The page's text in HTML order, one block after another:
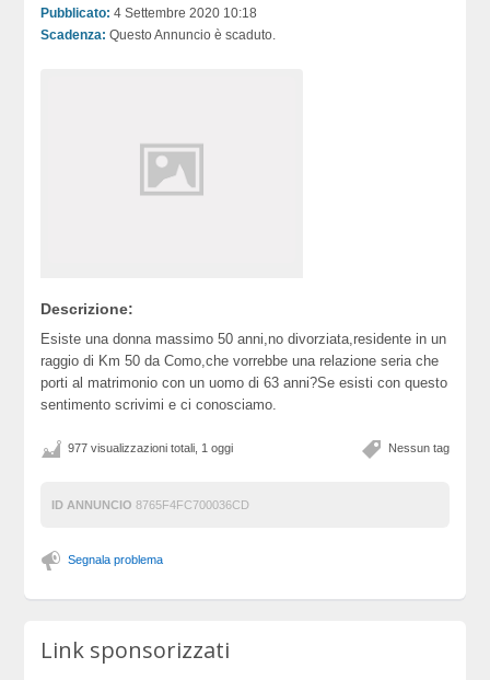
Pubblicato: 4 Settembre 2020 10:18
Scadenza: Questo Annuncio è scaduto.
Descrizione:
Esiste una donna massimo 50 anni,no divorziata,residente in un
raggio di Km 50 da Como,che vorrebbe una relazione seria che
porti al matrimonio con un uomo di 63 anni?Se esisti con questo
sentimento scrivimi e ci conosciamo.
Nessun tag
977 visualizzazioni totali, 1 oggi
ID ANNUNCIO 8765F4FC700036CD
Segnala problema
Link sponsorizzati